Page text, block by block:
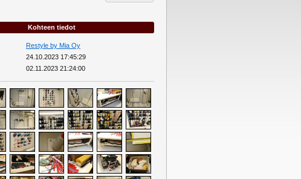
Kohteen tiedot
Restyle by Mia Oy
24.10.2023 17:45:29
02.11.2023 21:24:00